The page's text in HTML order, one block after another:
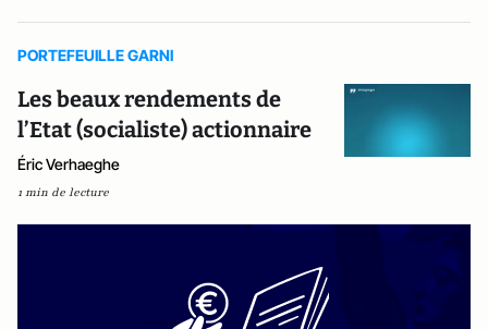
PORTEFEUILLE GARNI
Les beaux rendements de
l’Etat (socialiste) actionnaire
Éric Verhaeghe
1 min de lecture